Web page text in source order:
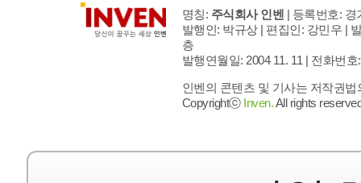
명칭: 주식회사 인벤 | 등록번호: 경
발행인: 박규상 | 편집인: 강민우 |
층
발행연월일: 2004 11. 11 | 전화번호
인벤의 콘텐츠 및 기사는 저작권
Copyrightⓒ Inven.All rights